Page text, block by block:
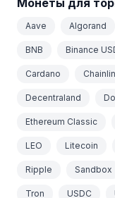
Монеты для
Aave Algorand
BNB Binance
Cardano
Decentraland
Ethereum Classic
LEO Litecoin
Ripple Sandbox
Tron USDC